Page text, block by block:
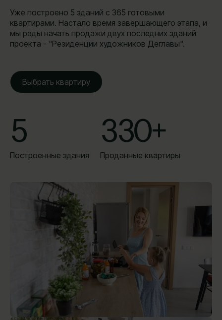
Уже построено 5 зданий с 365 готовыми
квартирами. Настало время завершающего этапа, и
мы рады начать продажи двух последних зданий
проекта - "Резиденции художников Деглавы".
Выбрать квартиру
5
Построенные здания
330+
Проданные квартиры